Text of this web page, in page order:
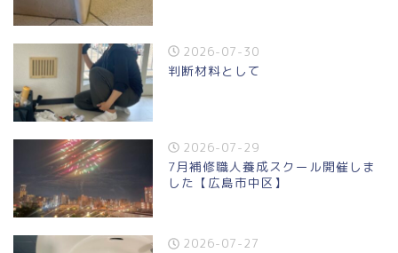
2026-07-30
判断材料として
2026-07-29
7月補修職人養成スクール開催しま
した【広島市中区】
2026-07-27